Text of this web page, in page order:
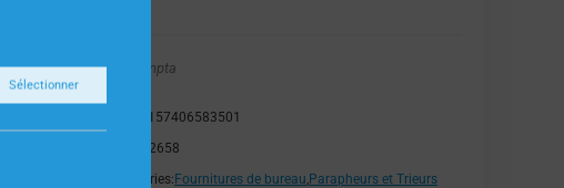
Exacompta
3157406583501
H2658
Catégories:Fournitures de bureau Parapheurs et Trieurs
Sélectionner